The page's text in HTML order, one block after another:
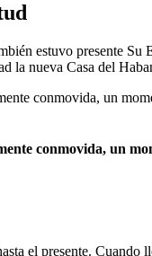
estuvo presente Su
la nueva Casa del
conmovida, un
el presente.